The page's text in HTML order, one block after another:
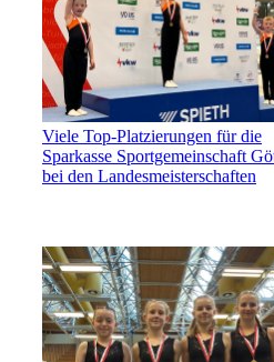
Viele Top-Platzierungen für die
Sparkasse Sportgemeinschaft
bei den Landesmeisterschaften